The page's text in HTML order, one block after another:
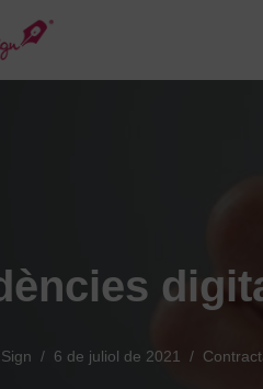
6 de juliol de 2021